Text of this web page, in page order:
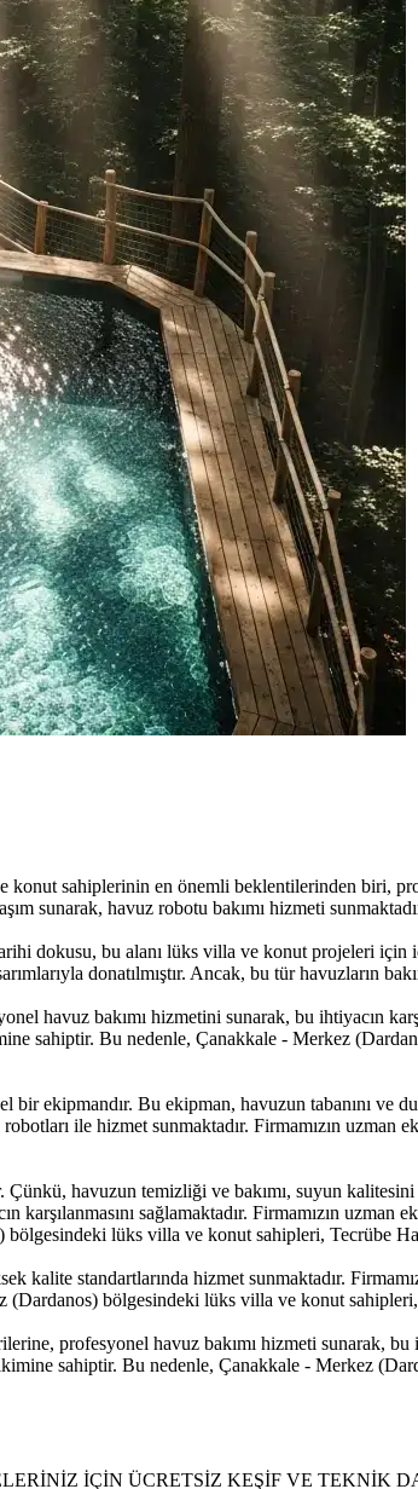
sahiplerinin en önemli beklentilerinden biri,
sunarak, havuz robotu bakımı hizmeti
dokusu, bu alanı lüks villa ve konut projeleri
donatılmıştır. Ancak, bu tür havuzların
havuz bakımı hizmetini sunarak, bu ihtiyacın
sahiptir. Bu nedenle, Çanakkale - Merkez
bir ekipmandır. Bu ekipman, havuzun tabanını ve
ile hizmet sunmaktadır. Firmamızın uzman
havuzun temizliği ve bakımı, suyun
sağlamaktadır. Firmamızın
lüks villa ve konut sahipleri, Tecrübe
kalite standartlarında hizmet sunmaktadır.
bölgesindeki lüks villa ve konut
profesyonel havuz bakımı hizmeti sunarak, bu
sahiptir. Bu nedenle, Çanakkale - Merkez
İÇİN ÜCRETSİZ KEŞİF VE TEKNİK